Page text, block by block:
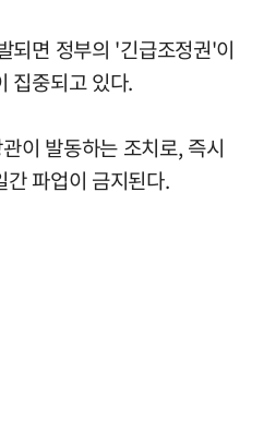
되면 정부의 '긴급조정권'이
집중되고 있다.
이 발동하는 조치로, 즉시
파업이 금지된다.